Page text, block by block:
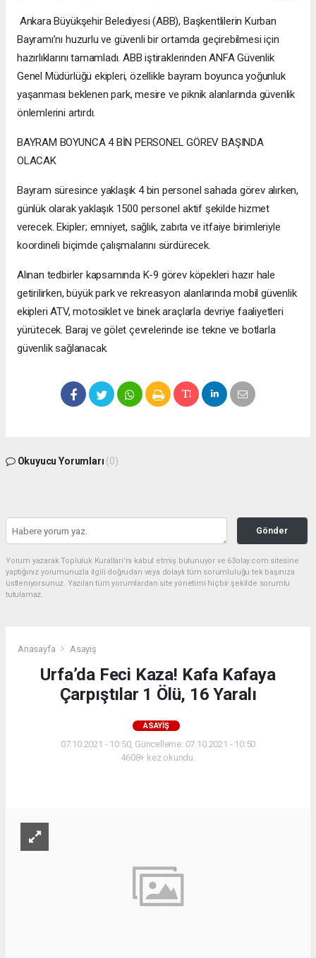
Ankara Büyükşehir Belediyesi (ABB), Başkentlilerin Kurban
Bayramı’nı huzurlu ve güvenli bir ortamda geçirebilmesi için
hazırlıklarını tamamladı. ABB iştiraklerinden ANFA Güvenlik
Genel Müdürlüğü ekipleri, özellikle bayram boyunca yoğunluk
yaşanması beklenen park, mesire ve piknik alanlarında güvenlik
önlemlerini artırdı.
BAYRAM BOYUNCA 4 BİN PERSONEL GÖREV BAŞINDA
OLACAK
Bayram süresince yaklaşık 4 bin personel sahada görev alırken,
günlük olarak yaklaşık 1500 personel aktif şekilde hizmet
verecek. Ekipler; emniyet, sağlık, zabıta ve itfaiye birimleriyle
koordineli biçimde çalışmalarını sürdürecek.
Alınan tedbirler kapsamında K-9 görev köpekleri hazır hale
getirilirken, büyük park ve rekreasyon alanlarında mobil güvenlik
ekipleri ATV, motosiklet ve binek araçlarla devriye faaliyetleri
yürütecek. Baraj ve gölet çevrelerinde ise tekne ve botlarla
güvenlik sağlanacak.
Okuyucu Yorumları (0)
Gönder
Yorum yazarak Topluluk Kuralları’nı kabul etmiş bulunuyor ve 63olay.com sitesine
yaptığınız yorumunuzla ilgili doğrudan veya dolaylı tüm sorumluluğu tek başınıza
üstleniyorsunuz. Yazılan tüm yorumlardan site yönetimi hiçbir şekilde sorumlu
tutulamaz.
Anasayfa Asayiş
Urfa’da Feci Kaza! Kafa Kafaya
Çarpıştılar 1 Ölü, 16 Yaralı
ASAYIŞ
07.10.2021 - 10:50, Güncelleme: 07.10.2021 - 10:50
4608+ kez okundu.